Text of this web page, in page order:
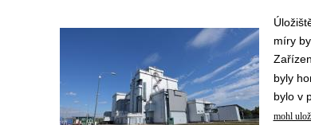
míry
byly
bylo v
mohl